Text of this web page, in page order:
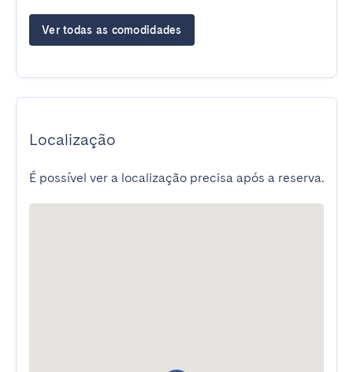
Ver todas as comodidades
Localização
É possível ver a localização precisa após a reserva.